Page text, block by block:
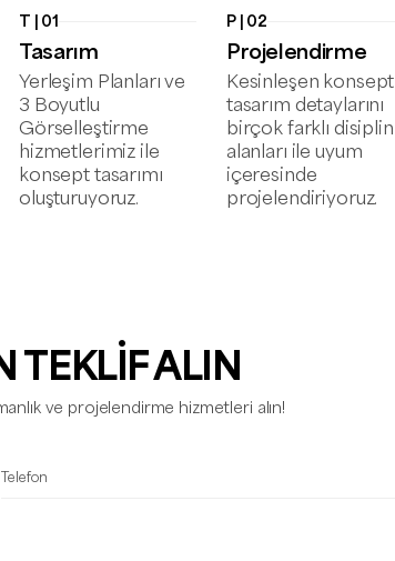
T | 01
Tasarım
Yerleşim Planları ve
3 Boyutlu
Görselleştirme
hizmetlerimiz ile
konsept tasarımı
oluşturuyoruz.
P | 02
Projelendirme
Kesinleşen konsept
tasarım detaylarını
birçok farklı disiplin
alanları ile uyum
içeresinde
projelendiriyoruz.
TEKLİF ALIN
ve projelendirme hizmetleri alın!